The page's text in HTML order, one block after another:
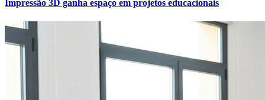
Fluminense
Impressão 3D ganha espaço em projetos educacionais